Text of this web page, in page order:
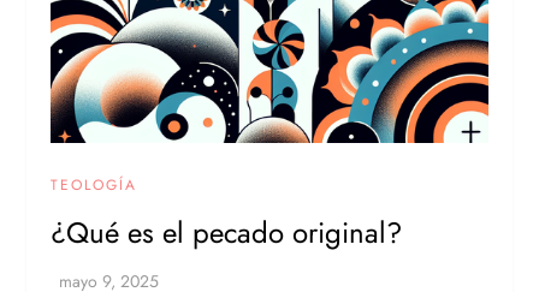
TEOLOGÍA
¿Qué es el pecado original?